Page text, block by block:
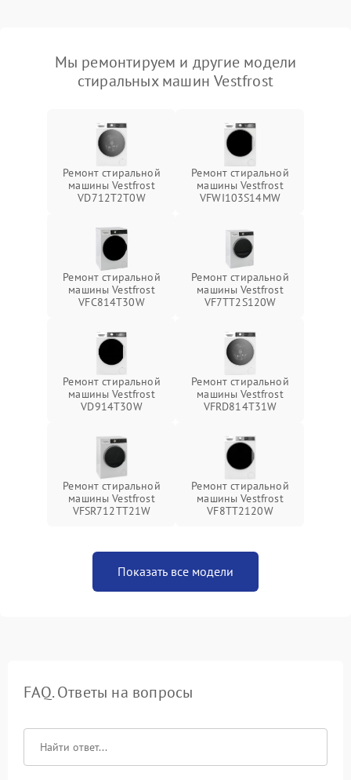
Мы ремонтируем и другие модели
стиральных машин Vestfrost
Ремонт стиральной
машины Vestfrost
VD712T2T0W
Ремонт стиральной
машины Vestfrost
VFWI103S14MW
Ремонт стиральной
машины Vestfrost
VFC814T30W
Ремонт стиральной
машины Vestfrost
VF7TT2S120W
Ремонт стиральной
машины Vestfrost
VD914T30W
Ремонт стиральной
машины Vestfrost
VFRD814T31W
Ремонт стиральной
машины Vestfrost
VFSR712TT21W
Ремонт стиральной
машины Vestfrost
VF8TT2120W
Показать все модели
FAQ. Ответы на вопросы